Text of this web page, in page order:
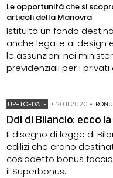
Le opportunità che si
articoli della Manovra
Istituito un fondo
anche legate al design
le assunzioni nei
previdenziali per i
UP-TO-DATE • 20.11.2020 •
Ddl di Bilancio: ecco
Il disegno di legge di
edilizi che erano
cosiddetto bonus
il Superbonus.